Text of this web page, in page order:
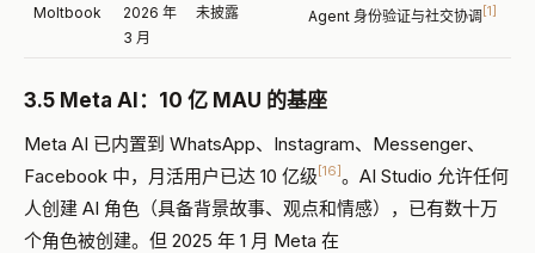
Moltbook
2026 年
3 月
未披露 Agent 身份验证与社交协调 [1]
3.5 Meta AI：10 亿 MAU 的基座
Meta AI 已内置到 WhatsApp、Instagram、Messenger、
Facebook 中，月活用户已达 10 亿级 [16]。AI Studio 允许任何
人创建 AI 角色（具备背景故事、观点和情感），已有数十万
个角色被创建。但 2025 年 1 月 Meta 在